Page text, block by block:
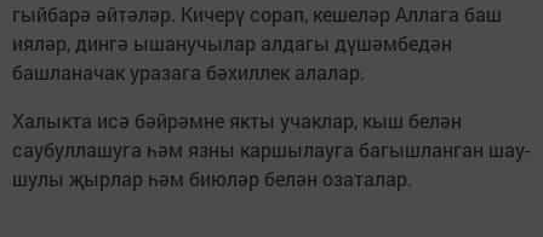
гыйбарә әйтәләр. Кичерү сорап, кешеләр Аллага баш
ияләр, дингә ышанучылар алдагы дүшәмбедән
башланачак уразага бәхиллек алалар.
Халыкта исә бәйрәмне якты учаклар, кыш белән
саубуллашуга һәм язны каршылауга багышланган шау-
шулы җырлар һәм биюләр белән озаталар.